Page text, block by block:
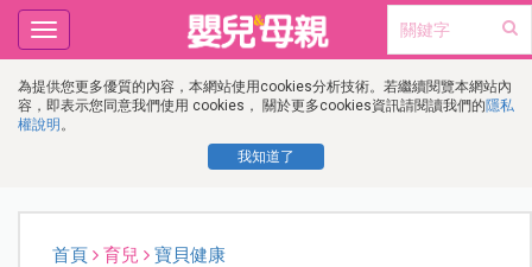
為提供您更多優質的內容，本網站使用cookies分析技術。若繼續閱覽本網站內
容，即表示您同意我們使用 cookies， 關於更多cookies資訊請閱讀我們的隱私
權說明 。
我知道了
Toggle
navigation
首頁 育兒 寶貝健康